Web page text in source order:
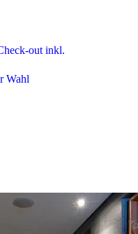
out inkl.
Wahl